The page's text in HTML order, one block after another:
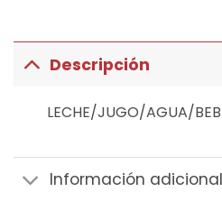
Descripción
LECHE/JUGO/AGUA/
Información adicional